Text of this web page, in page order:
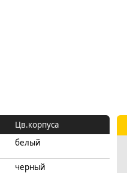
Цв.корпуса
белый
черный